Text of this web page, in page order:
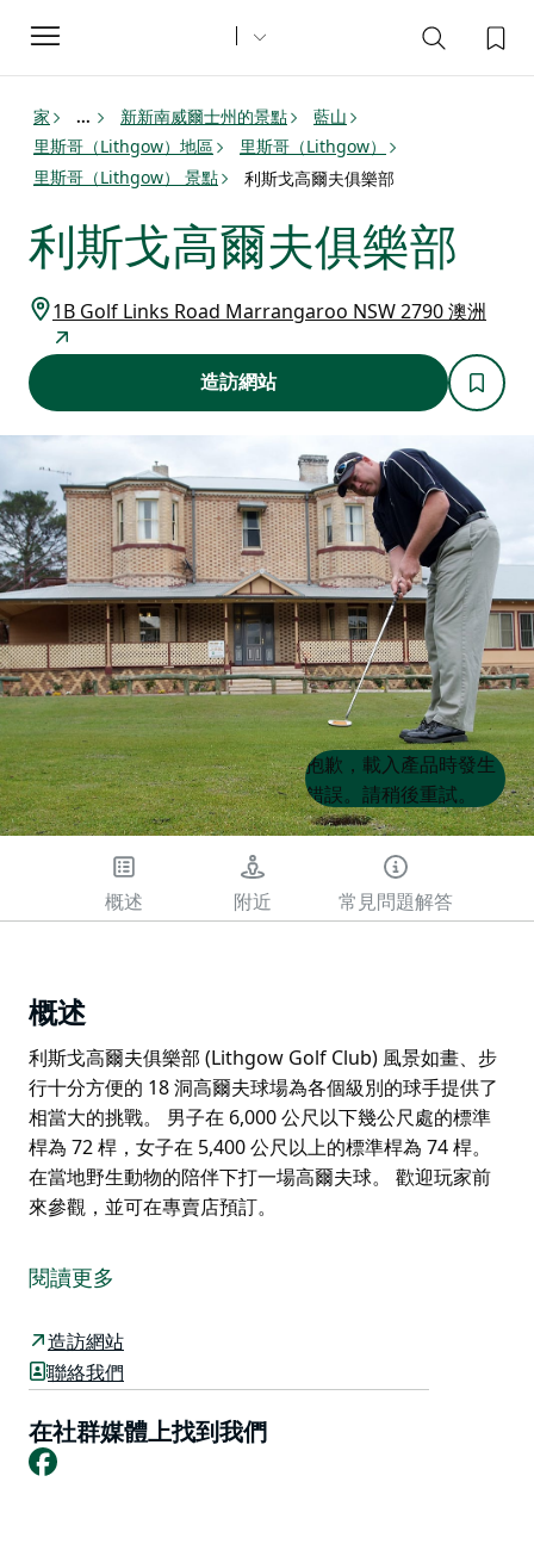
Toggle
navigation
家 ... 新新南威爾士州的景點
藍山
里斯哥（Lithgow）地區
里斯哥（Lithgow）
里斯哥（Lithgow） 景點
利斯戈高爾夫俱樂部
利斯戈高爾夫俱樂部
1B Golf Links Road Marrangaroo NSW 2790 澳洲
造訪網站
Product
List
Product
List
抱歉，載入產品時發生
錯誤。請稍後重試。
概述 附近 常見問題解答
概述
利斯戈高爾夫俱樂部 (Lithgow Golf Club) 風景如畫、步
行十分方便的 18 洞高爾夫球場為各個級別的球手提供了
相當大的挑戰。 男子在 6,000 公尺以下幾公尺處的標準
桿為 72 桿，女子在 5,400 公尺以上的標準桿為 74 桿。
在當地野生動物的陪伴下打一場高爾夫球。 歡迎玩家前
來參觀，並可在專賣店預訂。
行十分方便的 18 洞高爾夫球場為各個級別的球手提供了
相當大的挑戰。
男子在 6,000 公尺以下幾公尺處的標準桿為 72 桿，女子
在 5,400 公尺以上的標準桿為 74 桿。 在當地野生動物的
陪伴下打一場高爾夫球。
歡迎玩家前來參觀，並可在專賣店預訂。
閱讀更多
造訪網站
聯絡我們
在社群媒體上找到我們
Facebook